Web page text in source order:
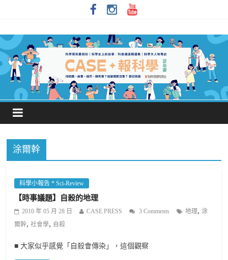
涂爾幹
科學小報告 * Sci-Review
【時事議題】自殺的地理
2010 年 05 月 28 日 CASE PRESS 3 Comments 地理,涂
爾幹,社會學, 自殺
■ 大家似乎感覺「自殺會傳染」，這個觀察